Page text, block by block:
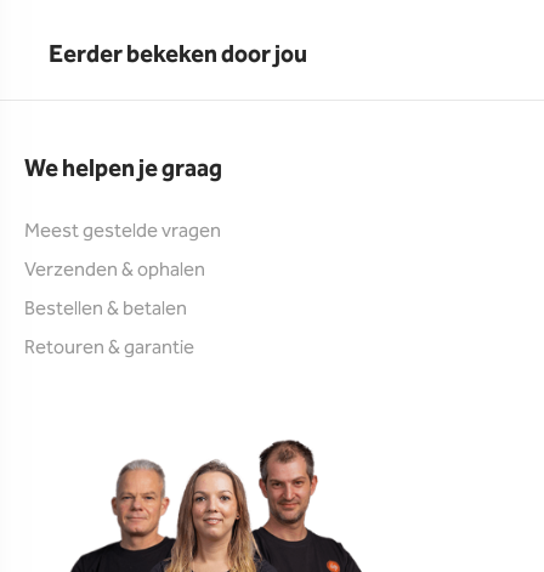
Eerder bekeken door jou
We helpen je graag
Meest gestelde vragen
Verzenden & ophalen
Bestellen & betalen
Retouren & garantie